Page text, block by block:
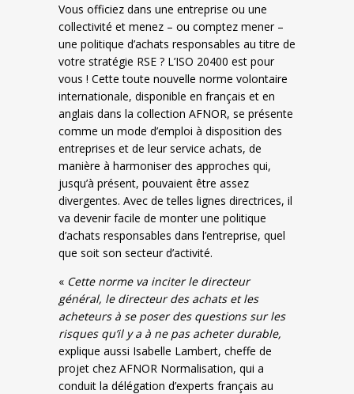
Vous officiez dans une entreprise ou une
collectivité et menez – ou comptez mener –
une politique d’achats responsables au titre de
votre stratégie RSE ? L’ISO 20400 est pour
vous ! Cette toute nouvelle norme volontaire
internationale, disponible en français et en
anglais dans la collection AFNOR, se présente
comme un mode d’emploi à disposition des
entreprises et de leur service achats, de
manière à harmoniser des approches qui,
jusqu’à présent, pouvaient être assez
divergentes. Avec de telles lignes directrices, il
va devenir facile de monter une politique
d’achats responsables dans l’entreprise, quel
que soit son secteur d’activité.
« Cette norme va inciter le directeur
général, le directeur des achats et les
acheteurs à se poser des questions sur les
risques qu’il y a à ne pas acheter durable,
explique aussi Isabelle Lambert, cheffe de
projet chez AFNOR Normalisation, qui a
conduit la délégation d’experts français au